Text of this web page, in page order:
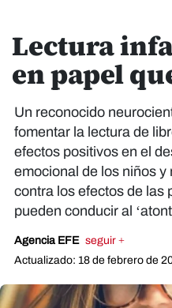
Lectura
en papel
Un reconocido
fomentar la lectura de
efectos positivos en el
emocional de los niños
contra los efectos de las
pueden conducir al
Agencia EFE seguir +
Actualizado: 18 de febrero de